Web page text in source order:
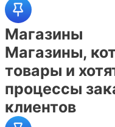
Магазины
Магазины,
товары и
процессы
клиентов